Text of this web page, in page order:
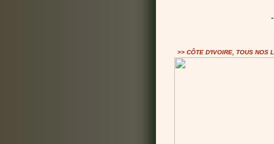
>> CÔTE D'IVOIRE, TOUS NOS